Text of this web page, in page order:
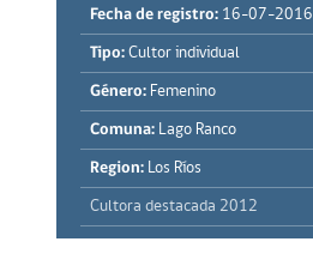
Fecha de registro: 16-07-2016
Tipo: Cultor individual
Género: Femenino
Comuna: Lago Ranco
Region: Los Ríos
Cultora destacada 2012